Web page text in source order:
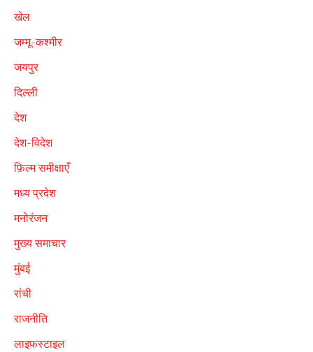
खेल
जम्मू-कश्मीर
जयपुर
दिल्ली
देश
देश-विदेश
फ़िल्म समीक्षाएँ
मध्य प्रदेश
मनोरंजन
मुख्य समाचार
मुंबई
रांची
राजनीति
लाइफस्टाइल